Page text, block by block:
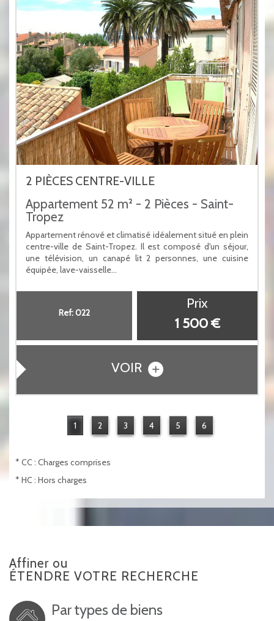
2 PIÈCES CENTRE-VILLE
Appartement 52 m² - 2 Pièces - Saint-
Tropez
Appartement rénové et climatisé idéalement situé en plein
centre-ville de Saint-Tropez. Il est composé d'un séjour,
une télévision, un canapé lit 2 personnes, une cuisine
équipée, lave-vaisselle...
Ref: 022
Prix
1 500 €
VOIR
1 2 3 4 5 6
* CC : Charges comprises
* HC : Hors charges
Affiner ou
ÉTENDRE VOTRE RECHERCHE
Par types de biens